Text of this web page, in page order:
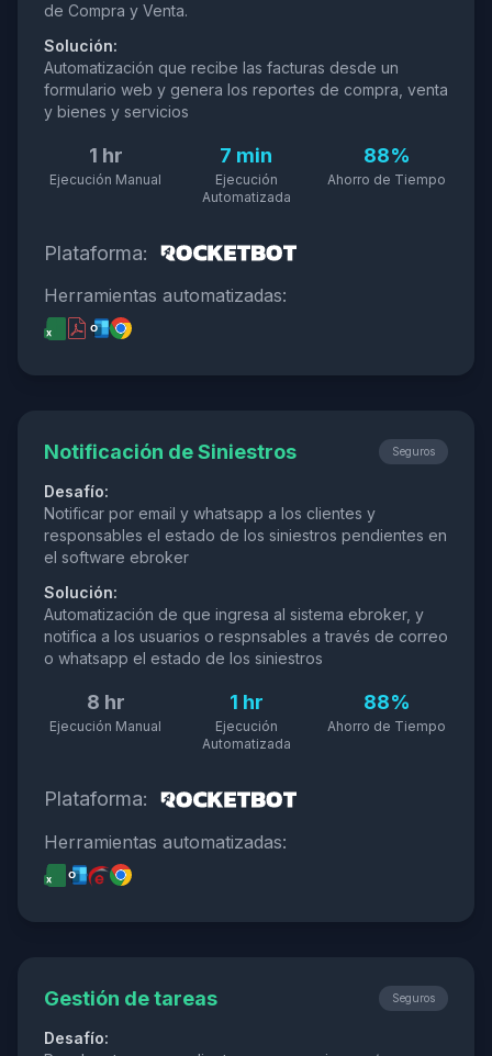
de Compra y Venta.
Solución:
Automatización que recibe las facturas desde un
formulario web y genera los reportes de compra, venta
y bienes y servicios
1 hr
Ejecución Manual
7 min
Ejecución
Automatizada
88%
Ahorro de Tiempo
Plataforma:
Herramientas automatizadas:
Notificación de Siniestros Seguros
Desafío:
Notificar por email y whatsapp a los clientes y
responsables el estado de los siniestros pendientes en
el software ebroker
Solución:
Automatización de que ingresa al sistema ebroker, y
notifica a los usuarios o respnsables a través de correo
o whatsapp el estado de los siniestros
8 hr
Ejecución Manual
1 hr
Ejecución
Automatizada
88%
Ahorro de Tiempo
Plataforma:
Herramientas automatizadas:
Gestión de tareas Seguros
Desafío: